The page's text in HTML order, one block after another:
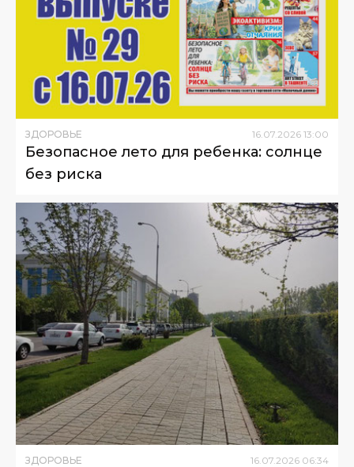
ЗДОРОВЬЕ 16 07 2026 13:00
Безопасное лето для ребенка: солнце
без риска
ЗДОРОВЬЕ 16 07 2026 06:34